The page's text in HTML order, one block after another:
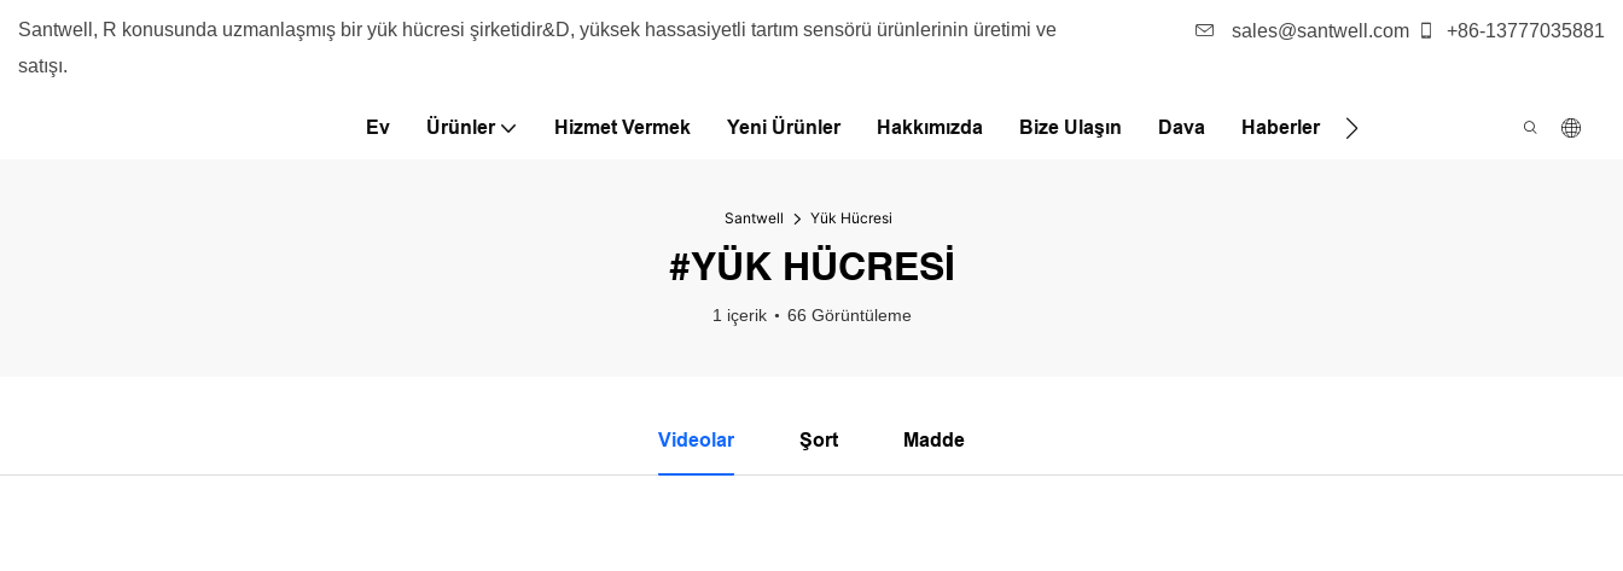
Santwell, R konusunda uzmanlaşmış bir yük hücresi şirketidir&D, yüksek hassasiyetli tartım sensörü ürünlerinin üretimi ve
satışı.
sales@santwell.com +86-13777035881
Ev Ürünler Hizmet Vermek Yeni Ürünler Hakkımızda Bize Ulaşın Dava Haberler FQA
Santwell Yük Hücresi
#YÜK HÜCRESI
1 içerik 66 Görüntüleme
Videolar Şort Madde